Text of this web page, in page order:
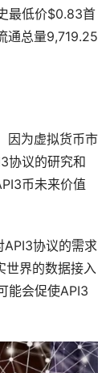
最低价$0.83首
通总量9,719.25
因为虚拟货币市
协议的研究和
币未来价值
协议的需求
世界的数据接入
能会促使API3